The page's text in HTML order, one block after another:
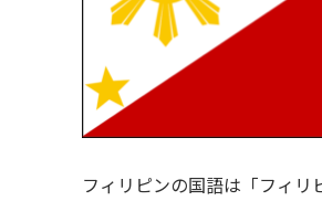
フィリピンの国語は「フィ